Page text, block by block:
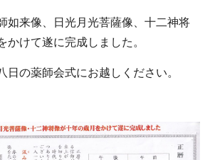
如来像、日光月光菩薩像、十二神将
かけて遂に完成しました。
日の薬師会式にお越しください。